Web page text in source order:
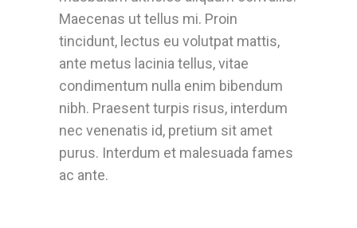
Maecenas ut tellus mi. Proin
tincidunt, lectus eu volutpat mattis,
ante metus lacinia tellus, vitae
condimentum nulla enim bibendum
nibh. Praesent turpis risus, interdum
nec venenatis id, pretium sit amet
purus. Interdum et malesuada fames
ac ante.